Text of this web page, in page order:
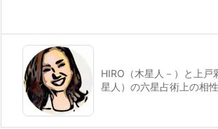
HIRO（木星人－）と上戸
星人）の六星占術上の相性